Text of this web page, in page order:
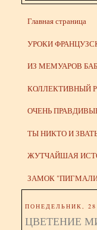
Главная страница
УРОКИ
ИЗ МЕМУАРОВ
КОЛЛЕКТИВНЫЙ
ОЧЕНЬ
ТЫ НИКТО И
ЖУТЧАЙШАЯ
ЗАМОК
ПОНЕДЕЛЬНИК, 28
ЦВЕТЕНИЕ